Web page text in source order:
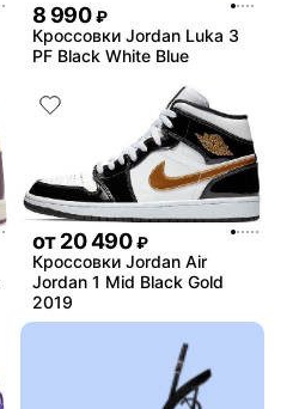
8 990 ₽
Кроссовки Jordan Luka 3
PF Black White Blue
от20 490 ₽
Кроссовки Jordan Air
Jordan 1 Mid Black Gold
2019